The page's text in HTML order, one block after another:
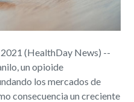
(HealthDay News) --
un opioide
los mercados de
consecuencia un creciente